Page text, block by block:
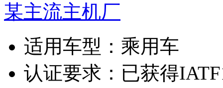
某主流主机厂
适用车型： 乘用车
认证要求： 已获得